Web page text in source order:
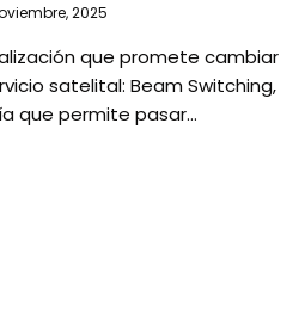
2025
que promete cambiar
satelital: Beam Switching,
que permite pasar…